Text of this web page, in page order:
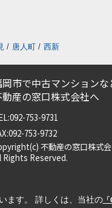
/ 唐人町 / 西新
市で中古マンション
動産の窓口株式会社へ
753-9731
753-9732
不動産の窓口株式
Rights Reserved.
ます。 詳しくは、当社の「